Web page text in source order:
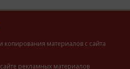
копирования материалов с сайта
рекламных материалов